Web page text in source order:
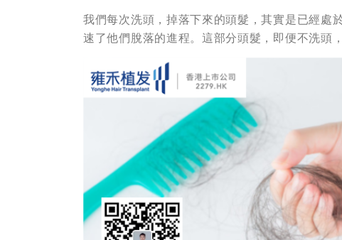
我們每次洗頭，掉落下來的頭髮，其實是已經處
速了他們脫落的進程。這部分頭髮，即便不洗頭